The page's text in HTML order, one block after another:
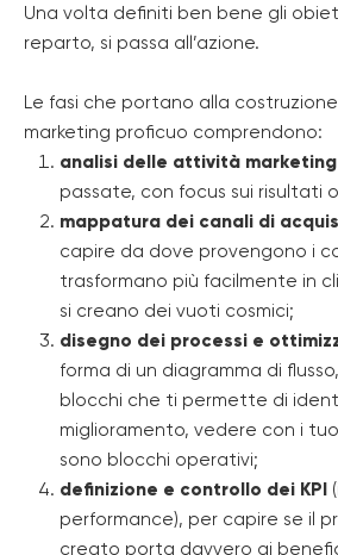
Una volta definiti ben bene gli
reparto, si passa all’azione.
Le fasi che portano alla
marketing proficuo comprendono:
analisi delle attività marketing
passate, con focus sui risultati
mappatura dei canali di
capire da dove provengono i
trasformano più facilmente in
si creano dei vuoti cosmici;
disegno dei processi e
forma di un diagramma di
blocchi che ti permette di
miglioramento, vedere con i
sono blocchi operativi;
definizione e controllo dei KPI
performance), per capire se il
creato porta davvero ai